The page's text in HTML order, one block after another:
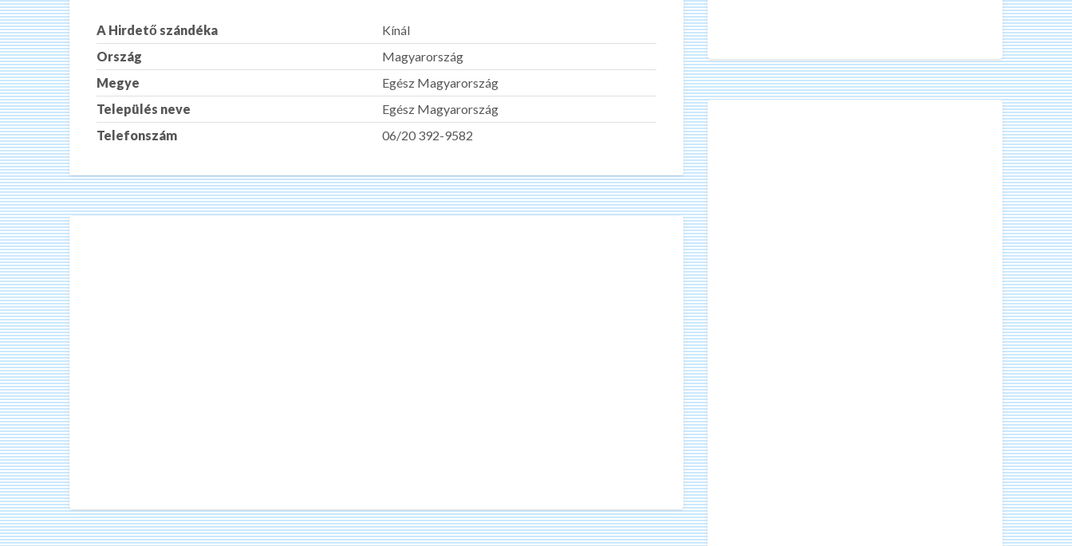
A Hirdető szándéka
Kínál
Ország
Magyarország
Megye
Egész Magyarország
Település neve
Egész Magyarország
Telefonszám
06/20 392-9582